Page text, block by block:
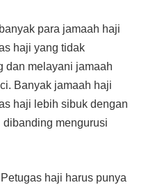
para jamaah haji
haji yang tidak
dan melayani jamaah
Banyak jamaah haji
haji lebih sibuk dengan
mengurusi
haji harus punya